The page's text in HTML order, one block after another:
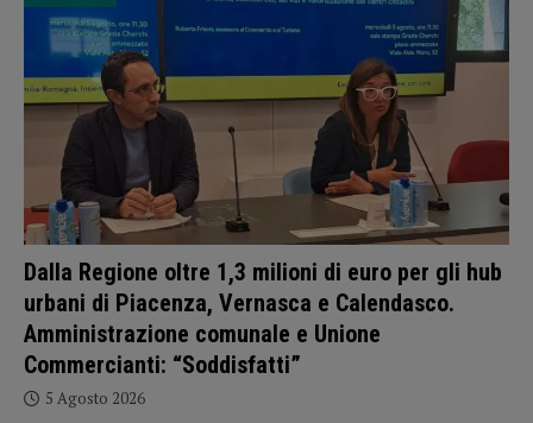
Dalla Regione oltre 1,3 milioni di euro per gli hub
urbani di Piacenza, Vernasca e Calendasco.
Amministrazione comunale e Unione
Commercianti: “Soddisfatti”
5 Agosto 2026